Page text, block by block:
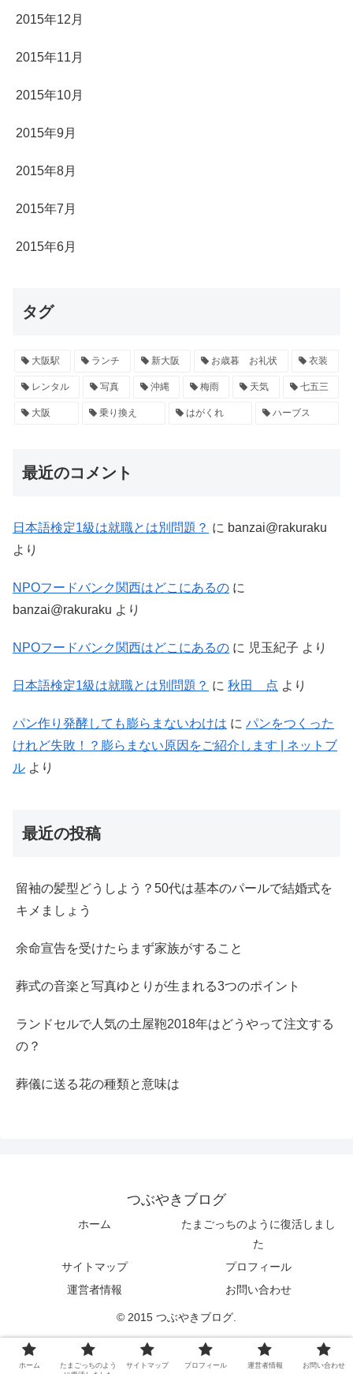
2015年12月
2015年11月
2015年10月
2015年9月
2015年8月
2015年7月
2015年6月
タグ
大阪駅 ランチ 新大阪 お歳暮 お礼状 衣装
レンタル 写真 沖縄 梅雨 天気 七五三
大阪 乗り換え はがくれ ハーブス
最近のコメント
日本語検定1級は就職とは別問題？ に banzai@rakuraku
より
NPOフードバンク関西はどこにあるの に
banzai@rakuraku より
NPOフードバンク関西はどこにあるの に 児玉紀子 より
日本語検定1級は就職とは別問題？ に 秋田 点 より
パン作り発酵しても膨らまないわけは に パンをつくった
けれど失敗！？膨らまない原因をご紹介します | ネットブ
ル より
最近の投稿
留袖の髪型どうしよう？50代は基本のパールで結婚式を
キメましょう
余命宣告を受けたらまず家族がすること
葬式の音楽と写真ゆとりが生まれる3つのポイント
ランドセルで人気の土屋鞄2018年はどうやって注文する
の？
葬儀に送る花の種類と意味は
つぶやきブログ
ホーム
たまごっちのように復活しまし
た
サイトマップ
プロフィール
運営者情報
お問い合わせ
© 2015 つぶやきブログ.
ホーム
たまごっちのよう
サイトマップ プロフィール 運営者情報 お問い合わせ